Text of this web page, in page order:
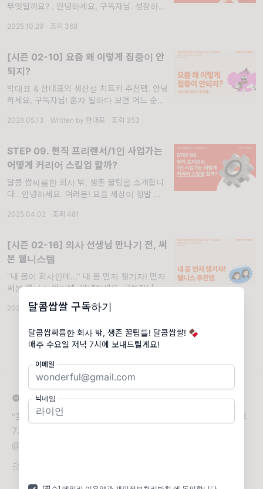
달콤쌉쌀 구독하기
달콤쌉싸름한 회사 밖, 생존 꿀팁들! 달콤쌉쌀! 🍫
매주 수요일 저녁 7시에 보내드릴게요!
이메일
닉네임
무엇일까요? . 안녕하세요, 구독자님. 성장하는
입니다. 롱런하는 프리랜서와 1인 사업가들은
진다고
2025.10.29 조회 368
[시즌 02-10] 요즘 왜 이렇게 집중이 안
되지?
박대표 & 한대표의 생산성 치트키 추천템. 안녕
하세요, 구독자님! 혼자 일하다 보면 어느 순간
요? 책상 앞에 앉아 있어도 손에 잡히지 않고,
2026.05.13 Written by 한대표 조회 353
STEP 09. 현직 프리랜서/1인 사업가는
어떻게 커리어 스킬업 할까?
달콤 쌉싸름한 회사 밖, 생존 꿀팁을 소개합니
다.. 안녕하세요. 여러분! 요즘 세상이 정말 하
해도 ‘핫’했던게 오늘은 벌써 ‘올드하다’는 말을
2025.04.02 조회 481
[시즌 02-16] 의사 선생님 만나기 전, 써
본 웰니스템
"내 몸이 회사인데..." 내 몸 먼저 챙기자! 먼저
써본 웰니스 아이템. 안녕하세요, 구독자님. 프
리랜서와 1인 사업가에게 가장 무서운 순간은
언제일까요? 마감 데드라인? 클라이언트의 수
하는 순간!!
2026.06.24 · 조회 230
© 2026 달콤쌉쌀
“프리랜서? 사업가? 나도 할 수 있을까..?” 매주 수요일 오후
7시, 회사 밖 생존 꿀팁 가이드 A to Z!
@bittersweet.letter